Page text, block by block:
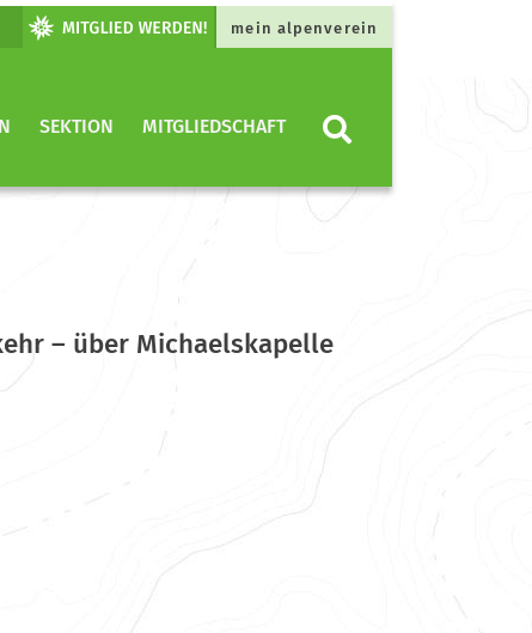
mein alpenverein
SEKTION MITGLIEDSCHAFT
– über Michaelskapelle